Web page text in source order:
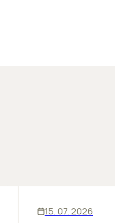
15. 07. 2026